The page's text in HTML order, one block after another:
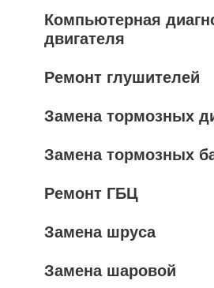
Компьютерная
двигателя
Ремонт глушителей
Замена тормозных
Замена тормозных
Ремонт ГБЦ
Замена шруса
Замена шаровой